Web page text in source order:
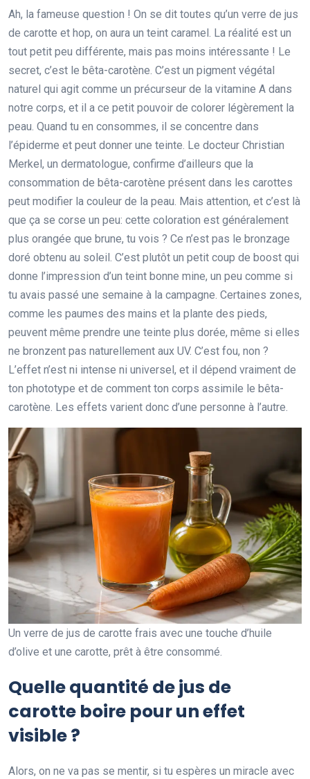
Ah, la fameuse question ! On se dit toutes qu’un verre de jus
de carotte et hop, on aura un teint caramel. La réalité est un
tout petit peu différente, mais pas moins intéressante ! Le
secret, c’est le bêta-carotène. C’est un pigment végétal
naturel qui agit comme un précurseur de la vitamine A dans
notre corps, et il a ce petit pouvoir de colorer légèrement la
peau. Quand tu en consommes, il se concentre dans
l’épiderme et peut donner une teinte. Le docteur Christian
Merkel, un dermatologue, confirme d’ailleurs que la
consommation de bêta-carotène présent dans les carottes
peut modifier la couleur de la peau. Mais attention, et c’est là
que ça se corse un peu: cette coloration est généralement
plus orangée que brune, tu vois ? Ce n’est pas le bronzage
doré obtenu au soleil. C’est plutôt un petit coup de boost qui
donne l’impression d’un teint bonne mine, un peu comme si
tu avais passé une semaine à la campagne. Certaines zones,
comme les paumes des mains et la plante des pieds,
peuvent même prendre une teinte plus dorée, même si elles
ne bronzent pas naturellement aux UV. C’est fou, non ?
L’effet n’est ni intense ni universel, et il dépend vraiment de
ton phototype et de comment ton corps assimile le bêta-
carotène. Les effets varient donc d’une personne à l’autre.
Un verre de jus de carotte frais avec une touche d’huile
d’olive et une carotte, prêt à être consommé.
Quelle quantité de jus de
carotte boire pour un effet
visible ?
Alors, on ne va pas se mentir, si tu espères un miracle avec